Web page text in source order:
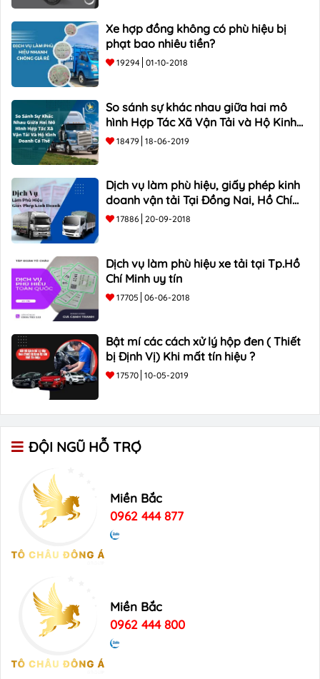
Xe hợp đồng không có phù hiệu bị
phạt bao nhiêu tiền?
19294 01-10-2018
So sánh sự khác nhau giữa hai mô
hình Hợp Tác Xã Vận Tải và Hộ Kinh
Doanh Cá Thể
18479 18-06-2019
Dịch vụ làm phù hiệu, giấy phép kinh
doanh vận tải Tại Đồng Nai, Hồ Chí
Minh
17886 20-09-2018
Dịch vụ làm phù hiệu xe tải tại Tp.Hồ
Chí Minh uy tín
17705 06-06-2018
Bật mí các cách xử lý hộp đen ( Thiết
bị Định Vị) Khi mất tín hiệu ?
17570 10-05-2019
ĐỘI NGŨ HỖ TRỢ
Miền Bắc
0962 444 877
Miền Bắc
0962 444 800